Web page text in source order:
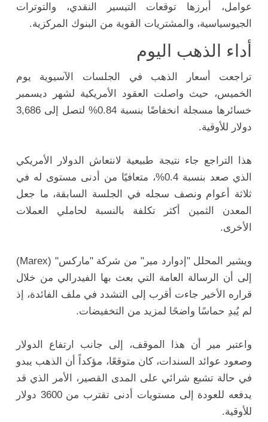
عوامل، أبرزها توقعات التيسير النقدي، والتوترات
الجيوسياسية، والمشتريات القوية من البنوك المركزية.
أداء الذهب اليوم
تراجعت أسعار الذهب في الجلسات الآسيوية يوم
الخميس، حيث واصلت العقود الأمريكية لشهر ديسمبر
خسائرها مسجلة انخفاضًا بنسبة 0.84% لتصل إلى 3,686
دولار للأوقية.
هذا التراجع جاء نتيجة طبيعية لانتعاش الدولار الأمريكي
الذي صعد بنسبة 0.4%، متعافيًا من أدنى مستوى له في
ثلاثة أعوام ونصف سجله في الجلسة السابقة، ما جعل
المعدن الثمين أكثر تكلفة بالنسبة لحاملي العملات
الأخرى.
ويشير المحلل "إدوارد مير" من شركة "ماركس" (Marex)
إلى أن الرسالة العامة التي بعث بها الفيدرالي من خلال
قراره الأخير جاءت أقرب إلى التشدد في ملف الفائدة، إذ
لم يُبدِ حماسًا واضحًا لمزيد من التخفيضات.
واعتبر مير أن هذا الموقف، إلى جانب ارتفاع الدولار
وصعود عوائد السندات، كان متوقعًا، مؤكداً أن الذهب يبدو
في حالة تشبع شرائي على المدى القصير، الأمر الذي قد
يدفعه للعودة إلى مستويات أدنى تقترب من 3600 دولار
للأوقية.